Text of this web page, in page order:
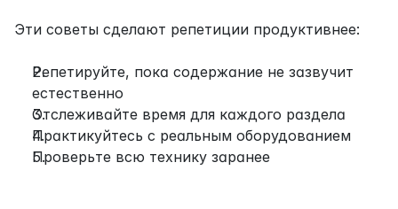
Эти советы сделают репетиции продуктивнее:
Репетируйте, пока содержание не зазвучит
естественно
Отслеживайте время для каждого раздела
Практикуйтесь с реальным оборудованием
Проверьте всю технику заранее